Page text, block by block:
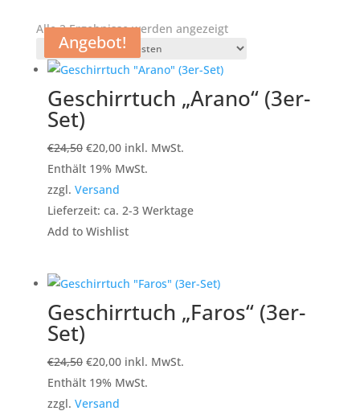
Alle 2 Ergebnisse werden angezeigtNach
neuesten
Angebot!
Geschirrtuch „Arano“ (3er-
Set)
€24,50 Ursprünglicher
Preis
war:
€24,50
€20,00Aktueller
Preis
€20,00.
inkl. MwSt.
Enthält 19% MwSt.
zzgl. Versand
Lieferzeit: ca. 2-3 Werktage
Add to Wishlist
Angebot!
Geschirrtuch „Faros“ (3er-
Set)
€24,50 Ursprünglicher
Preis
war:
€20,00Aktueller
Preis
inkl. MwSt.
Enthält 19% MwSt.
zzgl. Versand